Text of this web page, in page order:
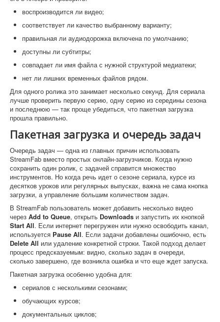
воспроизводится ли видео;
соответствует ли качество выбранному варианту;
правильная ли аудиодорожка включена по умолчанию;
доступны ли субтитры;
совпадает ли имя файла с нужной структурой медиатеки;
нет ли лишних временных файлов рядом.
Для одного ролика это занимает несколько секунд. Для сериала
лучше проверить первую серию, одну серию из середины сезона
и последнюю — так проще убедиться, что пакетная загрузка
прошла правильно.
Пакетная загрузка и очередь задач
Очередь задач — одна из главных причин использовать
StreamFab вместо простых онлайн-загрузчиков. Когда нужно
сохранить один ролик, с задачей справится множество
инструментов. Но когда речь идет о сезоне сериала, курсе из
десятков уроков или регулярных выпусках, важна не сама кнопка
загрузки, а управление большим количеством задач.
В StreamFab пользователь может добавить несколько видео
через Add to Queue, открыть Downloads и запустить их кнопкой
Start All. Если интернет перегружен или нужно освободить канал,
используется Pause All. Если задачи добавлены ошибочно, есть
Delete All или удаление конкретной строки. Такой подход делает
процесс предсказуемым: видно, сколько задач в очереди,
сколько завершено, где возникла ошибка и что еще ждет запуска.
Пакетная загрузка особенно удобна для:
сериалов с несколькими сезонами;
обучающих курсов;
документальных циклов;